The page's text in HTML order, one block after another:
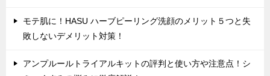
モテ肌に！HASU ハーブピーリング洗顔のメリット５つと失
敗しないデメリット対策！
アンプルールトライアルキットの評判と使い方や注意点！シ